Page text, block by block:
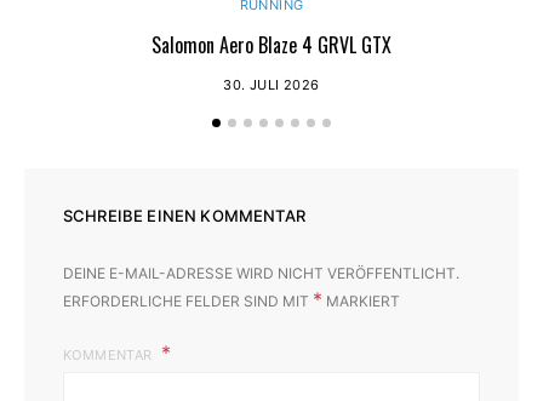
RUNNING
Salomon Aero Blaze 4 GRVL GTX
30. JULI 2026
SCHREIBE EINEN KOMMENTAR
DEINE E-MAIL-ADRESSE WIRD NICHT VERÖFFENTLICHT.
ERFORDERLICHE FELDER SIND MIT * MARKIERT
KOMMENTAR